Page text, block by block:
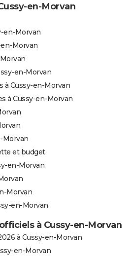
en-Morvan
en-Morvan
Morvan
en-Morvan
à Cussy-en-Morvan
à Cussy-en-Morvan
Morvan
et budget
en-Morvan
Morvan
en-Morvan
à Cussy-en-Morvan
à Cussy-en-Morvan
en-Morvan